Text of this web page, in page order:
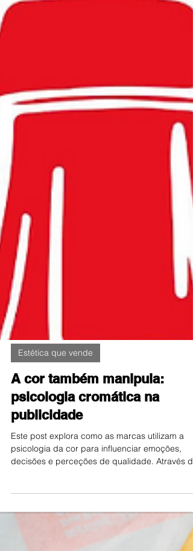
Estética que vende
A cor também manipula:
psicologia cromática na
publicidade
Este post explora como as marcas utilizam a
comunica mensagens ocultas e como esta
estratégia pode tornar-se tanto uma ferramenta
eficaz como uma forma de manipulação